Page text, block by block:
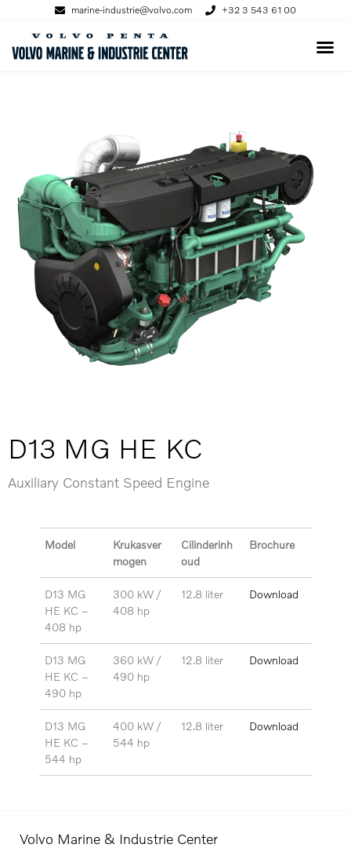
marine-industrie@volvo.com +32 3 543 61 00
D13 MG HE KC
Auxiliary Constant Speed Engine
Model
Krukasver
mogen
Cilinderinh
oud
Brochure
D13 MG
HE KC –
408 hp
300 kW /
408 hp
12.8 liter Download
D13 MG
HE KC –
490 hp
360 kW /
490 hp
12.8 liter Download
D13 MG
HE KC –
544 hp
400 kW /
544 hp
12.8 liter Download
Volvo Marine & Industrie Center